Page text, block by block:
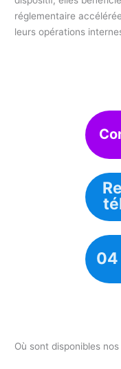
réglementaire
leurs opérations
04
Où sont disponibles